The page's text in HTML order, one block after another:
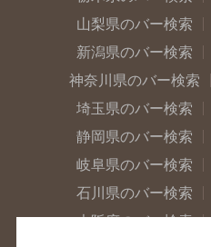
山梨県のバー検索
新潟県のバー検索
神奈川県のバー検索
埼玉県のバー検索
静岡県のバー検索
岐阜県のバー検索
石川県のバー検索
大阪府のバー検索